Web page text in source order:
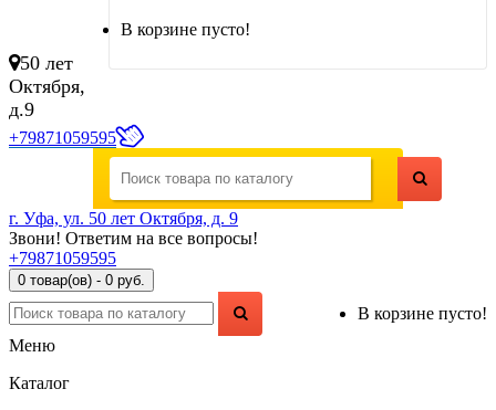
В корзине пусто!
50 лет
Октября,
д.9
+79871059595
г. Уфа, ул. 50 лет Октября, д. 9
Звони! Ответим на все вопросы!
+79871059595
0 товар(ов) - 0 руб.
В корзине пусто!
Меню
Каталог